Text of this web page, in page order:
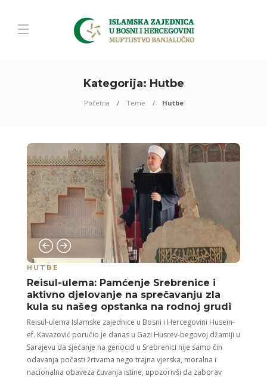
Kategorija: Hutbe
Početna Teme Hutbe
HUTBE
Reisul-ulema: Pamćenje Srebrenice i
aktivno djelovanje na sprečavanju zla
kula su našeg opstanka na rodnoj grudi
Reisul-ulema Islamske zajednice u Bosni i Hercegovini Husein-
ef. Kavazović poručio je danas u Gazi Husrev-begovoj džamiji u
Sarajevu da sjećanje na genocid u Srebrenici nije samo čin
odavanja počasti žrtvama nego trajna vjerska, moralna i
nacionalna obaveza čuvanja istine, upozorivši da zaborav